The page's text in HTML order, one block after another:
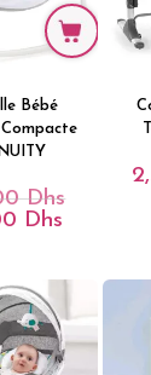
Bébé
DhsLe
1,650.00
Dhs
Est :